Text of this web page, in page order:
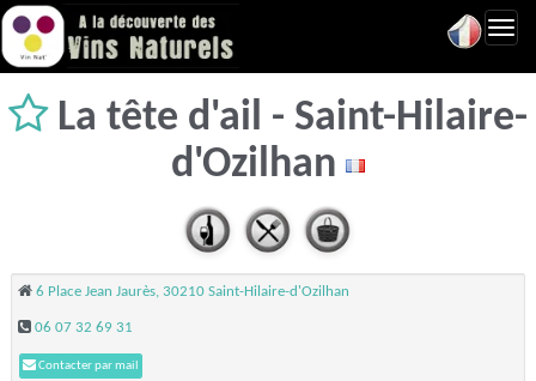
La tête d'ail - Saint-Hilaire-
d'Ozilhan
6 Place Jean Jaurès, 30210 Saint-Hilaire-d'Ozilhan
06 07 32 69 31
Contacter par mail